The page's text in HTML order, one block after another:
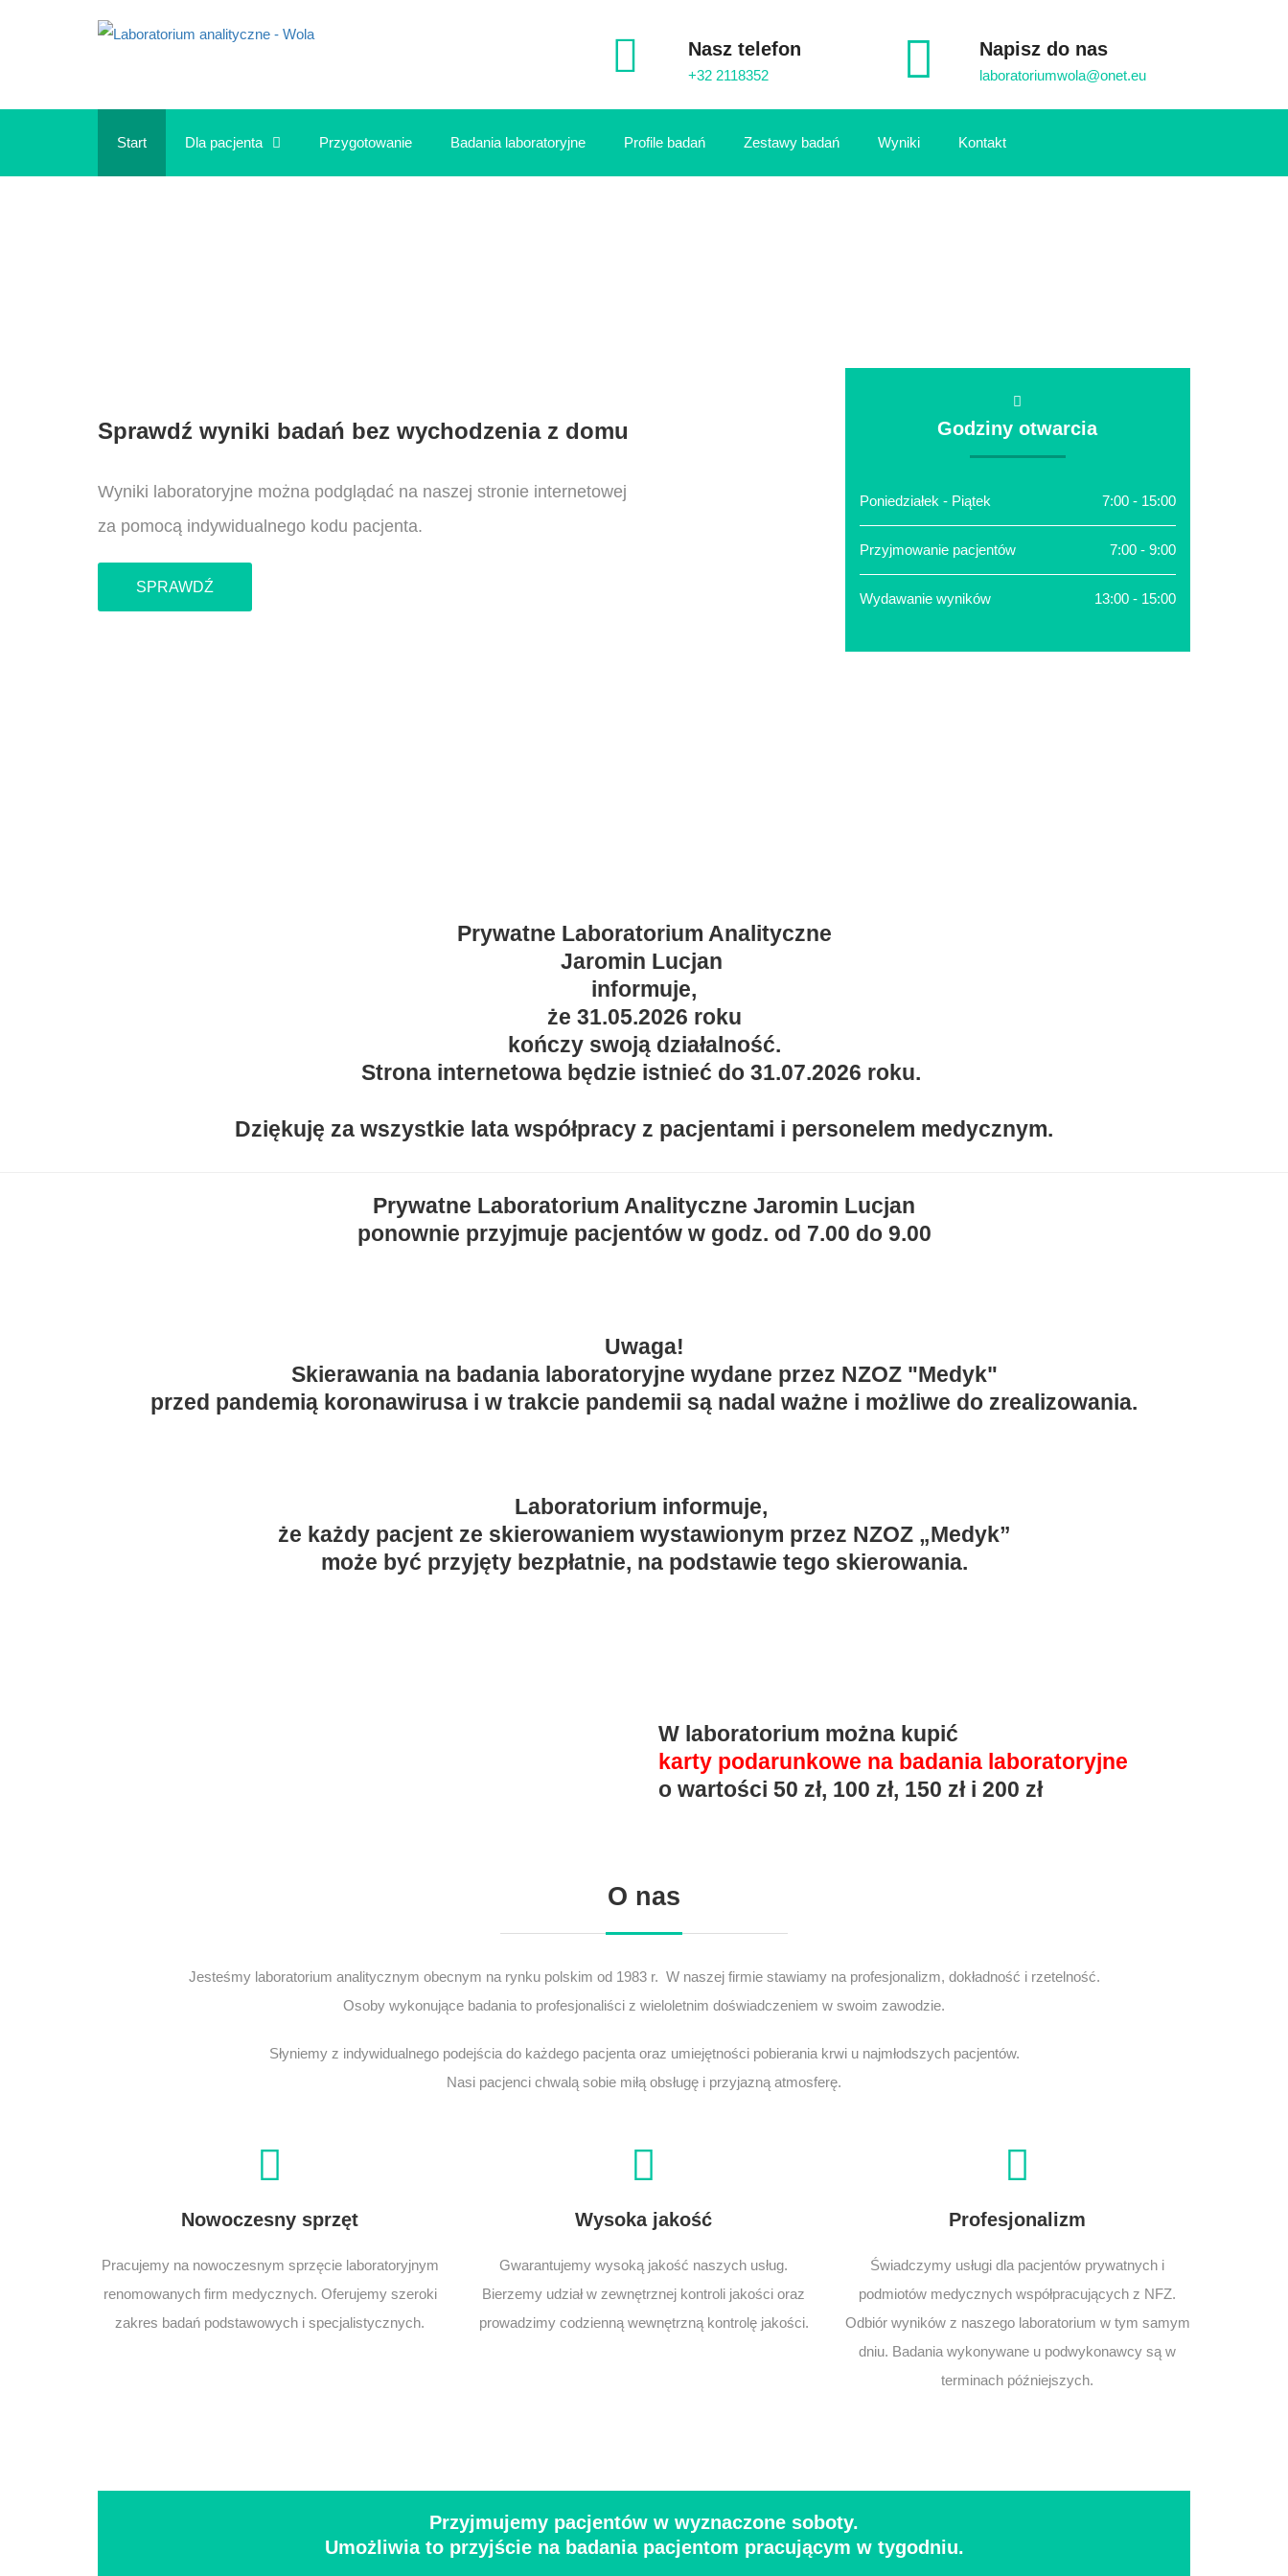
Nasz telefon
+32 2118352
Napisz do nas
laboratoriumwola@onet.eu
Start Dla pacjenta Przygotowanie Badania laboratoryjne Profile badań Zestawy badań Wyniki Kontakt
Sprawdź wyniki badań bez wychodzenia z domu
Wyniki laboratoryjne można podglądać na naszej stronie internetowej
za pomocą indywidualnego kodu pacjenta.
SPRAWDŹ
Godziny otwarcia
Poniedziałek - Piątek 7:00 - 15:00
Przyjmowanie pacjentów 7:00 - 9:00
Wydawanie wyników 13:00 - 15:00
Prywatne Laboratorium Analityczne
Jaromin Lucjan
informuje,
że 31.05.2026 roku
kończy swoją działalność.
Strona internetowa będzie istnieć do 31.07.2026 roku.
Dziękuję za wszystkie lata współpracy z pacjentami i personelem medycznym.
Prywatne Laboratorium Analityczne Jaromin Lucjan
ponownie przyjmuje pacjentów w godz. od 7.00 do 9.00
Uwaga!
Skierawania na badania laboratoryjne wydane przez NZOZ "Medyk"
przed pandemią koronawirusa i w trakcie pandemii są nadal ważne i możliwe do zrealizowania.
Laboratorium informuje,
że każdy pacjent ze skierowaniem wystawionym przez NZOZ „Medyk”
może być przyjęty bezpłatnie, na podstawie tego skierowania.
W laboratorium można kupić
karty podarunkowe na badania laboratoryjne
o wartości 50 zł, 100 zł, 150 zł i 200 zł
O nas
Jesteśmy laboratorium analitycznym obecnym na rynku polskim od 1983 r. W naszej firmie stawiamy na profesjonalizm, dokładność i rzetelność.
Osoby wykonujące badania to profesjonaliści z wieloletnim doświadczeniem w swoim zawodzie.
Słyniemy z indywidualnego podejścia do każdego pacjenta oraz umiejętności pobierania krwi u najmłodszych pacjentów.
Nasi pacjenci chwalą sobie miłą obsługę i przyjazną atmosferę.
Nowoczesny sprzęt
Pracujemy na nowoczesnym sprzęcie laboratoryjnym
renomowanych firm medycznych. Oferujemy szeroki
zakres badań podstawowych i specjalistycznych.
Wysoka jakość
Gwarantujemy wysoką jakość naszych usług.
Bierzemy udział w zewnętrznej kontroli jakości oraz
prowadzimy codzienną wewnętrzną kontrolę jakości.
Profesjonalizm
Świadczymy usługi dla pacjentów prywatnych i
podmiotów medycznych współpracujących z NFZ.
Odbiór wyników z naszego laboratorium w tym samym
dniu. Badania wykonywane u podwykonawcy są w
terminach późniejszych.
Przyjmujemy pacjentów w wyznaczone soboty.
Umożliwia to przyjście na badania pacjentom pracującym w tygodniu.